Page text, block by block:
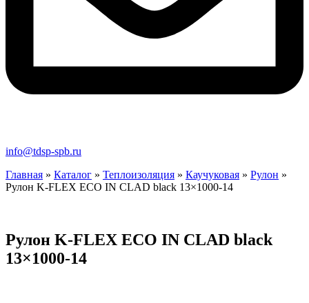
info@tdsp-spb.ru
Главная » Каталог » Теплоизоляция » Каучуковая » Рулон »
Рулон K-FLEX ECO IN CLAD black 13×1000-14
Рулон K-FLEX ECO IN CLAD black
13×1000-14